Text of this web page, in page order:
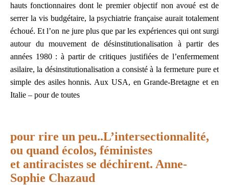
hauts fonctionnaires dont le premier objectif non avoué est de
serrer la vis budgétaire, la psychiatrie française aurait totalement
échoué. Et l’on ne jure plus que par les expériences qui ont surgi
autour du mouvement de désinstitutionalisation à partir des
années 1980 : à partir de critiques justifiées de l’enfermement
asilaire, la désinstitutionalisation a consisté à la fermeture pure et
simple des asiles honnis. Aux USA, en Grande-Bretagne et en
Italie – pour de toutes
pour rire un peu..L’intersectionnalité,
ou quand écolos, féministes
et antiracistes se déchirent. Anne-
Sophie Chazaud